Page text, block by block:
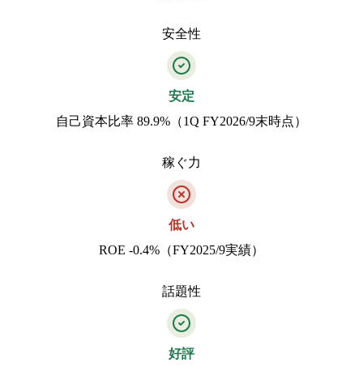
安全性
安定
自己資本比率 89.9%（1Q FY2026/9末時点）
稼ぐ力
低い
ROE -0.4%（FY2025/9実績）
話題性
好評